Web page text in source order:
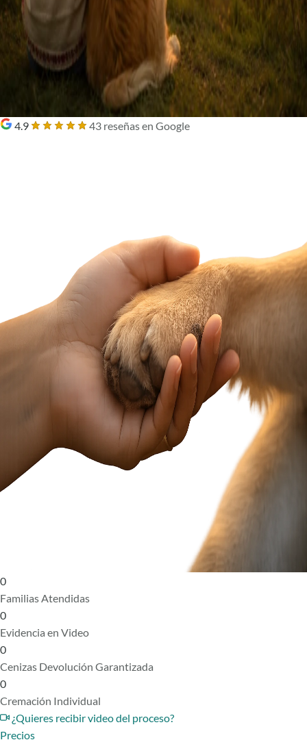
4.9 43 reseñas en Google
0
Familias Atendidas
0
Evidencia en Video
0
Cenizas Devolución Garantizada
0
Cremación Individual
¿Quieres recibir video del proceso?
Precios